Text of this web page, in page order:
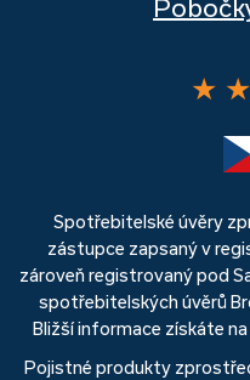
★ ★
Spotřebitelské úvěry
zástupce zapsaný v
zároveň registrovaný pod
spotřebitelských úvěrů
Bližší informace získáte na
Pojistné produkty